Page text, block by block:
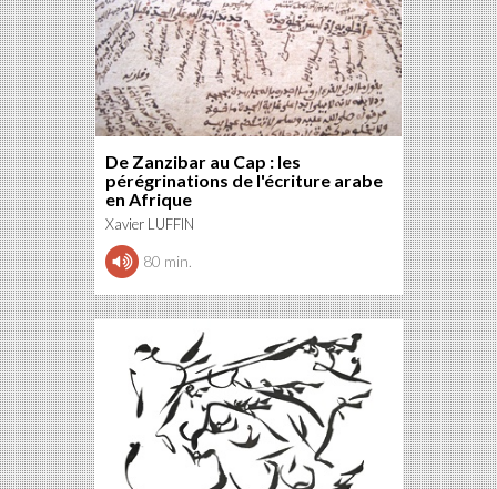
De Zanzibar au Cap : les
pérégrinations de l'écriture arabe
en Afrique
Xavier LUFFIN
80 min.